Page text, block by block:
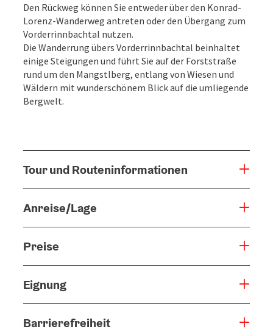
Den Rückweg können Sie entweder über den Konrad-
Lorenz-Wanderweg antreten oder den Übergang zum
Vorderrinnbachtal nutzen.
Die Wanderrung übers Vorderrinnbachtal beinhaltet
einige Steigungen und führt Sie auf der Forststraße
rund um den Mangstlberg, entlang von Wiesen und
Wäldern mit wunderschönem Blick auf die umliegende
Bergwelt.
Tour und Routeninformationen
Anreise/Lage
Preise
Eignung
Barrierefreiheit